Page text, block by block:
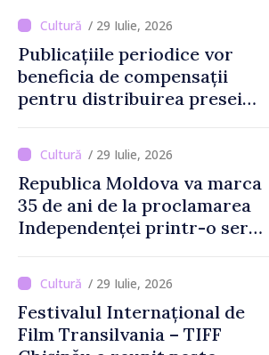
Culturii 2033
/ 29 Iulie, 2026
Publicațiile periodice vor
beneficia de compensații
pentru distribuirea presei
/ 29 Iulie, 2026
Republica Moldova va marca
35 de ani de la proclamarea
Independenței printr-o serie
/ 29 Iulie, 2026
Festivalul Internațional de
Film Transilvania – TIFF